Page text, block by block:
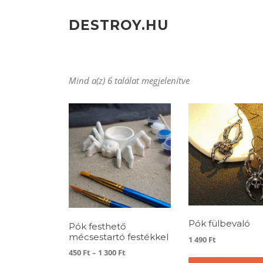
DESTROY.HU
Mind a(z) 6 találat megjelenítve
Pók festhető
mécsestartó festékkel
450 Ft – 1 300 Ft
Pók fülbevaló
1 490 Ft